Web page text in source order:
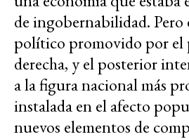
de ingobernabilidad. Pero
político promovido por el
derecha, y el posterior
a la figura nacional más
instalada en el afecto
nuevos elementos de